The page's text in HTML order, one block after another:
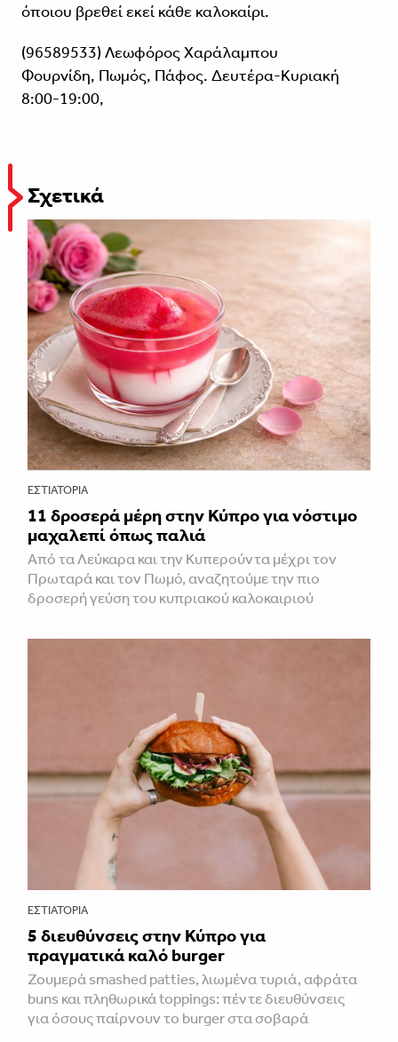
όποιου βρεθεί εκεί κάθε καλοκαίρι.
(96589533) Λεωφόρος Χαράλαμπου
Φουρνίδη, Πωμός, Πάφος. Δευτέρα-Κυριακή
8:00-19:00,
Σχετικά
ΕΣΤΙΑΤΌΡΙΑ
11 δροσερά μέρη στην Κύπρο για νόστιμο
μαχαλεπί όπως παλιά
Από τα Λεύκαρα και την Κυπερούντα μέχρι τον
Πρωταρά και τον Πωμό, αναζητούμε την πιο
δροσερή γεύση του κυπριακού καλοκαιριού
ΕΣΤΙΑΤΌΡΙΑ
5 διευθύνσεις στην Κύπρο για
πραγματικά καλό burger
Ζουμερά smashed patties, λιωμένα τυριά, αφράτα
buns και πληθωρικά toppings: πέντε διευθύνσεις
για όσους παίρνουν το burger στα σοβαρά